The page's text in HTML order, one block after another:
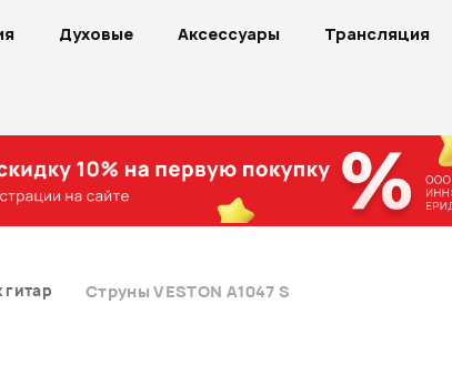
Духовые Аксессуары Трансляция
гитар Струны VESTON A1047 S